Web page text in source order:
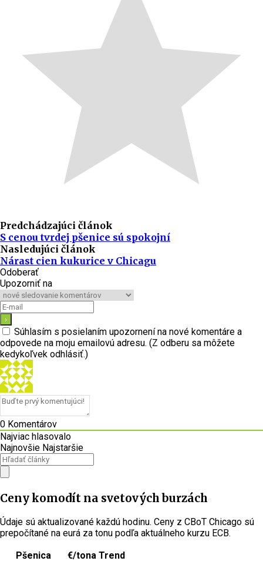
Predchádzajúci článok
S cenou tvrdej pšenice sú spokojní
Nasledujúci článok
Nárast cien kukurice v Chicagu
Odoberať
Upozorniť na
Súhlasím s posielaním upozornení na nové komentáre a
odpovede na moju emailovú adresu. (Z odberu sa môžete
kedykoľvek odhlásiť.)
0 Komentárov
Najviac hlasovalo
Najnovšie Najstaršie
Ceny komodít na svetových burzách
Údaje sú aktualizované každú hodinu. Ceny z CBoT Chicago sú
prepočítané na eurá za tonu podľa aktuálneho kurzu ECB.
Pšenica
€/tona Trend